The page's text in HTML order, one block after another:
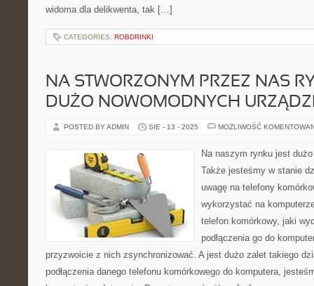
widoma dla delikwenta, tak […]
CATEGORIES: ROBDRINKI
NA STWORZONYM PRZEZ NAS
DUŻO NOWOMODNYCH
POSTED BY ADMIN SIE - 13 - 2025 MOŻLIWOŚĆ
Na naszym rynku jest
Także jesteśmy w stanie
uwagę na telefony
wykorzystać na
telefon komórkowy, jaki
podłączenia go do
przyzwoicie z nich zsynchronizować. A jest dużo zalet takiego
podłączenia danego telefonu komórkowego do komputera,